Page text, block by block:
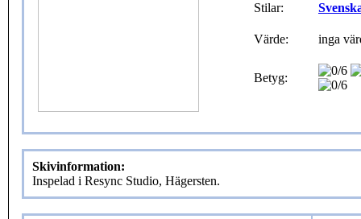
Stilar:
Värde: inga
Betyg:
Skivinformation:
Inspelad i Resync Studio, Hägersten.